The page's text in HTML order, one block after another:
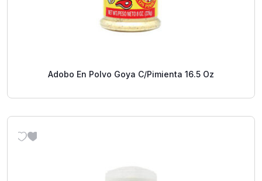
Adobo En Polvo Goya C/Pimienta 16.5 Oz